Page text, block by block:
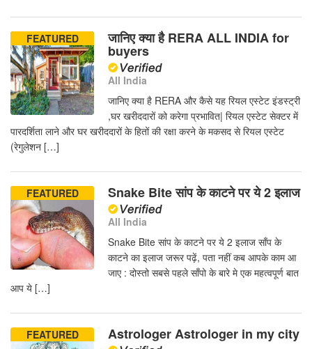
FEATURED जानिए क्या है RERA ALL INDIA for
buyers
All India
जानिए क्या है RERA और कैसे यह रियल एस्टेट इंडस्ट्री
,घर खरीददारों को करेगा प्रभावित| रियल एस्टेट सेक्टर में
पारदर्शिता लाने और घर खरीददारों के हितों की रक्षा करने के मकसद से रियल एस्टेट
(रेगुलेशन […]
FEATURED Snake Bite सांप के काटने पर ये 2 इलाज
All India
Snake Bite सांप के काटने पर ये 2 इलाज साँप के
काटने का इलाज जरूर पढ़ें, पता नहीं कब आपके काम आ
जाए : दोस्तो सबसे पहले साँपो के बारे मे एक महत्वपूर्ण बात
आप ये […]
FEATURED Astrologer Astrologer in my city